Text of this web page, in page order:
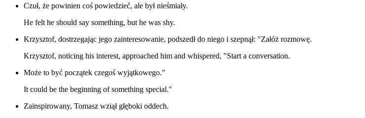
Czuł, że powinien coś powiedzieć, ale był nieśmiały.
He felt he should say something, but he was shy.
Krzysztof, dostrzegając jego zainteresowanie, podszedł do niego i szepnął: "Załóż rozmowę.
Krzysztof, noticing his interest, approached him and whispered, "Start a conversation.
Może to być początek czegoś wyjątkowego."
It could be the beginning of something special."
Zainspirowany, Tomasz wziął głęboki oddech.